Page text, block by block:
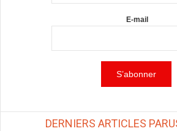
E-mail
DERNIERS ARTICLES